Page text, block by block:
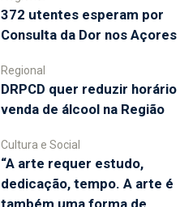
372 utentes esperam por
Consulta da Dor nos Açores
Regional
DRPCD quer reduzir horário
venda de álcool na Região
Cultura e Social
“A arte requer estudo,
dedicação, tempo. A arte é
também uma forma de